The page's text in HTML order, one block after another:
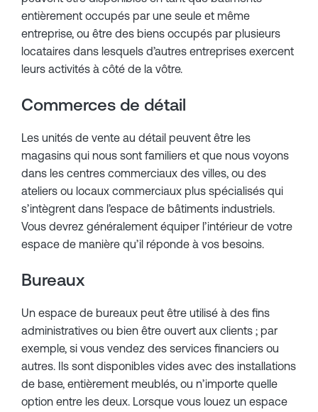
entièrement occupés par une seule et même
entreprise, ou être des biens occupés par plusieurs
locataires dans lesquels d’autres entreprises exercent
leurs activités à côté de la vôtre.
Commerces de détail
Les unités de vente au détail peuvent être les
magasins qui nous sont familiers et que nous voyons
dans les centres commerciaux des villes, ou des
ateliers ou locaux commerciaux plus spécialisés qui
s’intègrent dans l’espace de bâtiments industriels.
Vous devrez généralement équiper l’intérieur de votre
espace de manière qu’il réponde à vos besoins.
Bureaux
Un espace de bureaux peut être utilisé à des fins
administratives ou bien être ouvert aux clients ; par
exemple, si vous vendez des services financiers ou
autres. Ils sont disponibles vides avec des installations
de base, entièrement meublés, ou n’importe quelle
option entre les deux. Lorsque vous louez un espace